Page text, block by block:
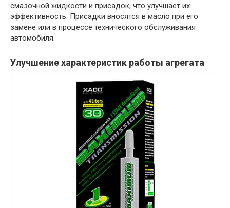
смазочной жидкости и присадок, что улучшает их
эффективность. Присадки вносятся в масло при его
замене или в процессе технического обслуживания
автомобиля.
Улучшение характеристик работы агрегата